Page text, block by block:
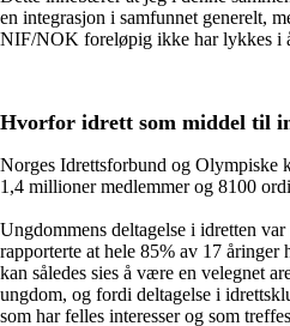
en integrasjon i samfunnet generelt,
NIF/NOK foreløpig ikke har lykkes i
Hvorfor idrett som middel til
Norges Idrettsforbund og Olympiske
1,4 millioner medlemmer og 8100
Ungdommens deltagelse i idretten
rapporterte at hele 85% av 17
kan således sies å være en velegnet
ungdom, og fordi deltagelse i
som har felles interesser og som